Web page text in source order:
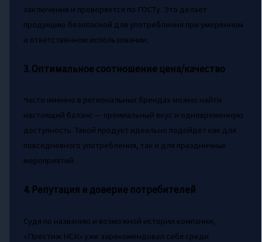
заключения и проверяется по ГОСТу. Это делает
продукцию безопасной для употребления при умеренном
и ответственном использовании.
3. Оптимальное соотношение цена/качество
Часто именно в региональных брендах можно найти
настоящий баланс — премиальный вкус и одновременную
доступность. Такой продукт идеально подойдёт как для
повседневного употребления, так и для праздничных
мероприятий.
4. Репутация и доверие потребителей
Судя по названию и возможной истории компании,
«Престиж НСК» уже зарекомендовал себя среди